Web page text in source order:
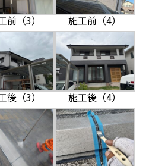
前（3） 施工前（4）
後（3） 施工後（4）